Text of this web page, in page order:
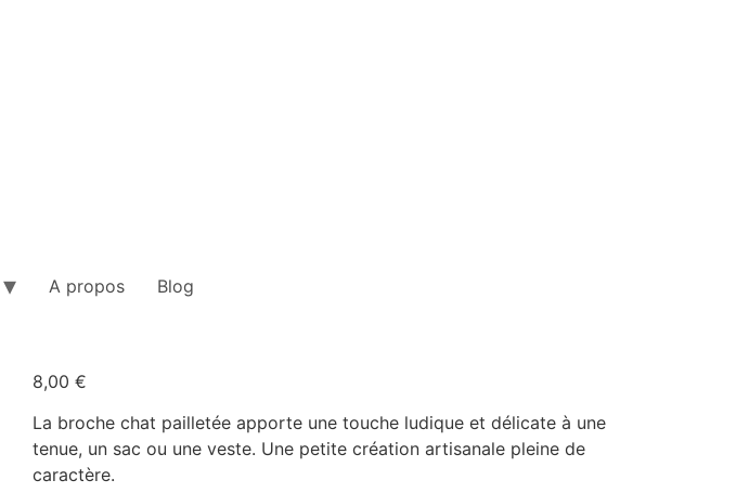
A propos Blog
8,00 €
La broche chat pailletée apporte une touche ludique et délicate à une
tenue, un sac ou une veste. Une petite création artisanale pleine de
caractère.